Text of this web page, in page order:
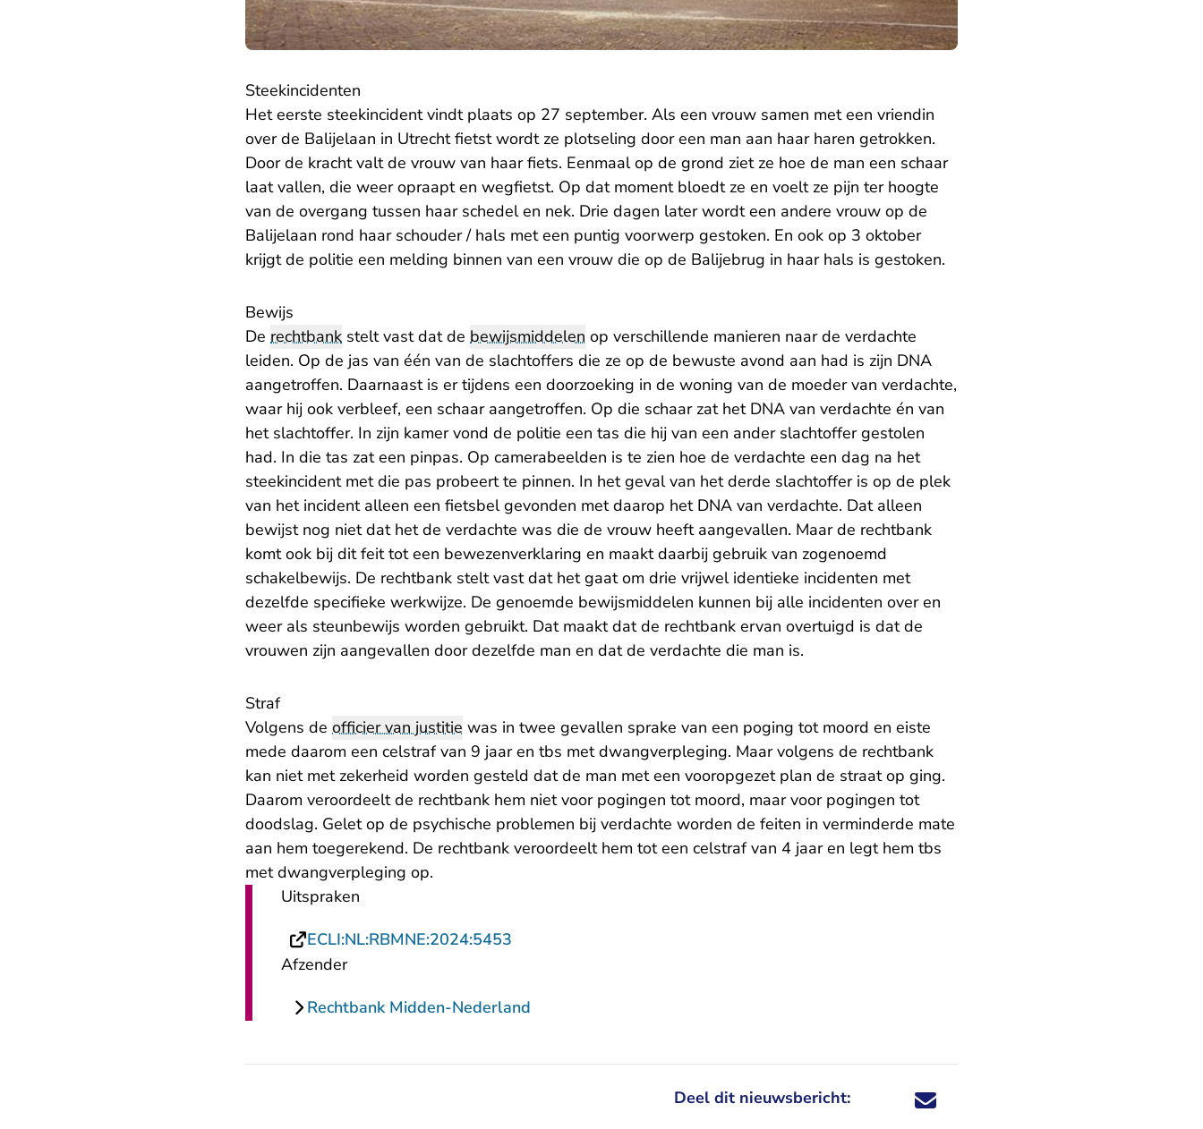
Steekincidenten
Het eerste steekincident vindt plaats op 27 september. Als een vrouw samen met een vriendin
over de Balijelaan in Utrecht fietst wordt ze plotseling door een man aan haar haren getrokken.
Door de kracht valt de vrouw van haar fiets. Eenmaal op de grond ziet ze hoe de man een schaar
laat vallen, die weer opraapt en wegfietst. Op dat moment bloedt ze en voelt ze pijn ter hoogte
van de overgang tussen haar schedel en nek. Drie dagen later wordt een andere vrouw op de
Balijelaan rond haar schouder / hals met een puntig voorwerp gestoken. En ook op 3 oktober
krijgt de politie een melding binnen van een vrouw die op de Balijebrug in haar hals is gestoken.
Bewijs
De rechtbank stelt vast dat de bewijsmiddelen op verschillende manieren naar de verdachte
leiden. Op de jas van één van de slachtoffers die ze op de bewuste avond aan had is zijn DNA
aangetroffen. Daarnaast is er tijdens een doorzoeking in de woning van de moeder van verdachte,
waar hij ook verbleef, een schaar aangetroffen. Op die schaar zat het DNA van verdachte én van
het slachtoffer. In zijn kamer vond de politie een tas die hij van een ander slachtoffer gestolen
had. In die tas zat een pinpas. Op camerabeelden is te zien hoe de verdachte een dag na het
steekincident met die pas probeert te pinnen. In het geval van het derde slachtoffer is op de plek
van het incident alleen een fietsbel gevonden met daarop het DNA van verdachte. Dat alleen
bewijst nog niet dat het de verdachte was die de vrouw heeft aangevallen. Maar de rechtbank
komt ook bij dit feit tot een bewezenverklaring en maakt daarbij gebruik van zogenoemd
schakelbewijs. De rechtbank stelt vast dat het gaat om drie vrijwel identieke incidenten met
dezelfde specifieke werkwijze. De genoemde bewijsmiddelen kunnen bij alle incidenten over en
weer als steunbewijs worden gebruikt. Dat maakt dat de rechtbank ervan overtuigd is dat de
vrouwen zijn aangevallen door dezelfde man en dat de verdachte die man is.
Straf
Volgens de officier van justitie was in twee gevallen sprake van een poging tot moord en eiste
mede daarom een celstraf van 9 jaar en tbs met dwangverpleging. Maar volgens de rechtbank
kan niet met zekerheid worden gesteld dat de man met een vooropgezet plan de straat op ging.
Daarom veroordeelt de rechtbank hem niet voor pogingen tot moord, maar voor pogingen tot
doodslag. Gelet op de psychische problemen bij verdachte worden de feiten in verminderde mate
aan hem toegerekend. De rechtbank veroordeelt hem tot een celstraf van 4 jaar en legt hem tbs
met dwangverpleging op.
Uitspraken
ECLI:NL:RBMNE:2024:5453
Afzender
Rechtbank Midden-Nederland
Deel dit nieuwsbericht: Deel dit nieuwsbericht via X - U verlaat
Deel dit nieuwsbericht via Facebook - U
Deel dit nieuwsbericht via e-mail
Deel dit nieuwsbericht via LinkedIn - U